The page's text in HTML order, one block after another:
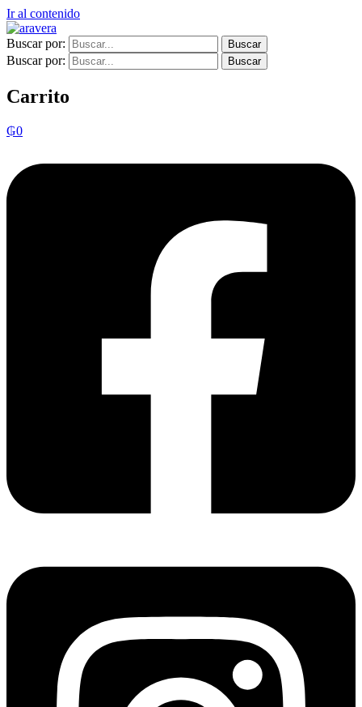
Ir al contenido
Buscar por:
Buscar por:
Carrito
₲0